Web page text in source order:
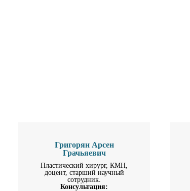
Григорян Арсен
Грачьяевич
Пластический хирург, КМН,
доцент, старший научный
сотрудник.
Консультация: